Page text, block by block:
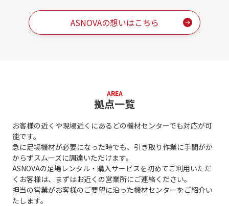
ASNOVAの想いはこちら
AREA
拠点一覧
お客様の近くや現場近くにあるどの機材センターでも対応が可
能です。
急に足場機材が必要になった時でも、引き取り作業に手間がか
からずスムーズに調達いただけます。
ASNOVAの足場レンタル・購入サービスを初めてご利用いただ
くお客様は、まずはお近くの営業所にご連絡ください。
担当の営業がお客様のご要望に沿った機材センターをご紹介い
たします。